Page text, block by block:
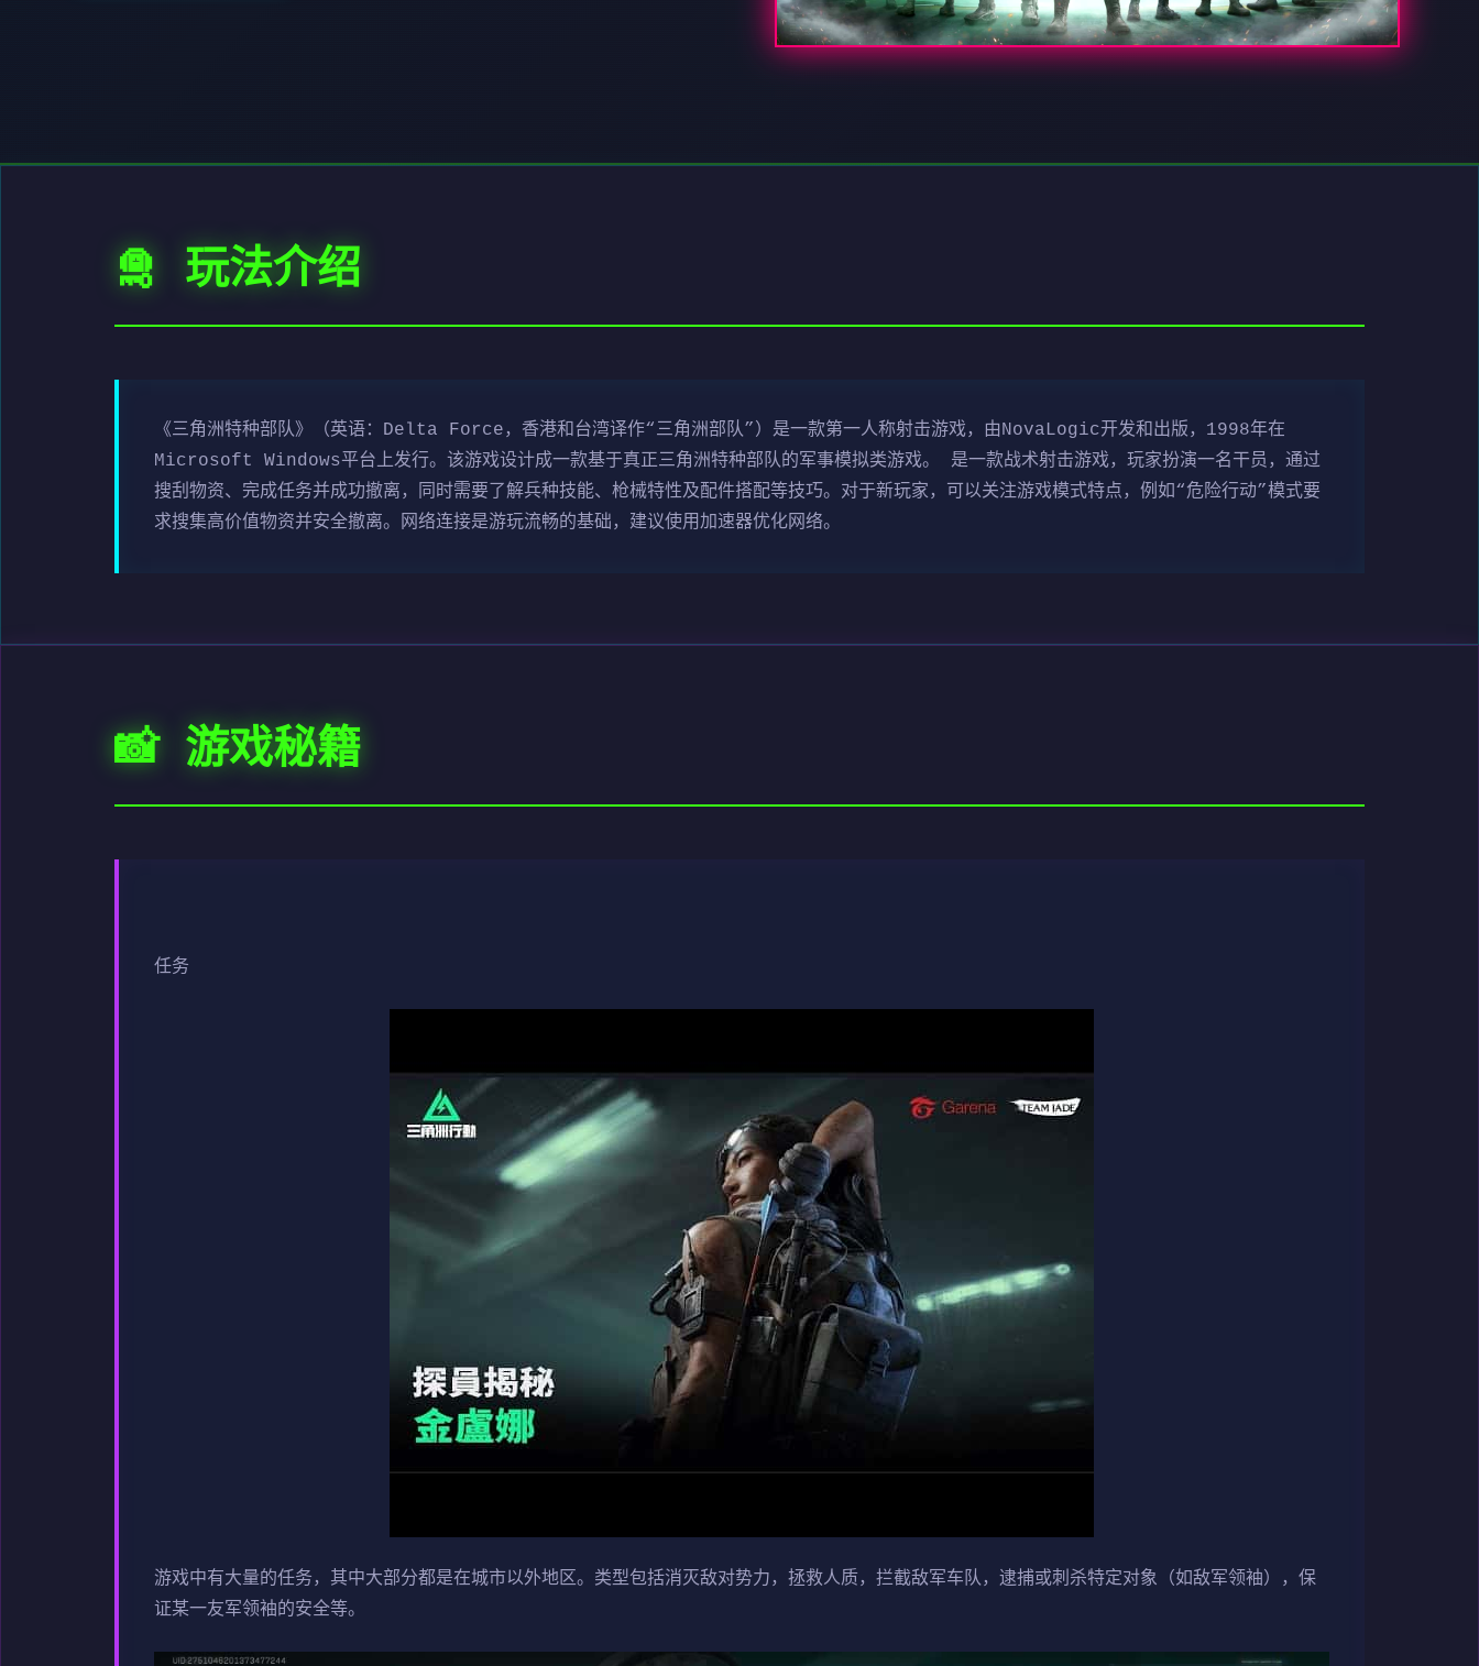
🛅 玩法介绍
《三角洲特种部队》（英语：Delta Force，香港和台湾译作“三角洲部队”）是一款第一人称射击游戏，由NovaLogic开发和出版，1998年在
Microsoft Windows平台上发行。该游戏设计成一款基于真正三角洲特种部队的军事模拟类游戏。 是一款战术射击游戏，玩家扮演一名干员，通过
搜刮物资、完成任务并成功撤离，同时需要了解兵种技能、枪械特性及配件搭配等技巧。对于新玩家，可以关注游戏模式特点，例如“危险行动”模式要
求搜集高价值物资并安全撤离。网络连接是游玩流畅的基础，建议使用加速器优化网络。
📸 游戏秘籍
任务
游戏中有大量的任务，其中大部分都是在城市以外地区。类型包括消灭敌对势力，拯救人质，拦截敌军车队，逮捕或刺杀特定对象（如敌军领袖），保
证某一友军领袖的安全等。